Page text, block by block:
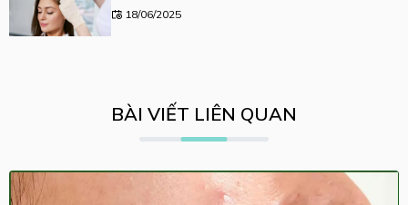
18/06/2025
BÀI VIẾT LIÊN QUAN